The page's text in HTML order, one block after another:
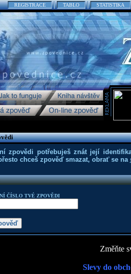
REGISTRACE TABLO STATISTIKA
zpovědi potřebuješ znát její
chceš zpověď smazat, obrať se na
ČÍSLO TVÉ ZPOVĚDI
Změňte
Slevy do